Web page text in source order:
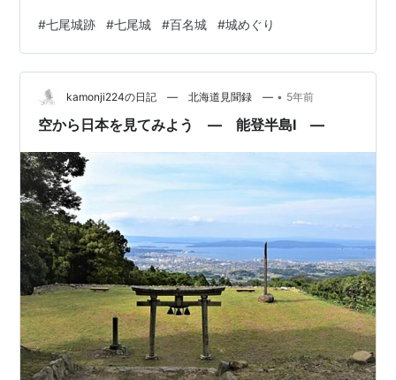
2021年11月 概要 訪問記 調度丸へ 寺屋敷、安寧寺跡 三の
丸 概要 築城年代は不明確ですが、16世紀前半に能登畠山
氏が築きました。七つの尾根に跨っていることが七尾の
名前の由来とされます。 1577年、上杉謙信が七尾城の戦
いの末に奪取、能登畠山氏は滅亡します。謙信は、その
#七尾城跡 #七尾城 #百名城 #城めぐり
kamonji224の日記 ― 北海道見聞録 ― • 5年前
空から日本を見てみよう ― 能登半島Ⅰ ―